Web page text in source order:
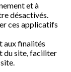
et à
désactivés.
ces applicatifs
aux finalités
du site, faciliter